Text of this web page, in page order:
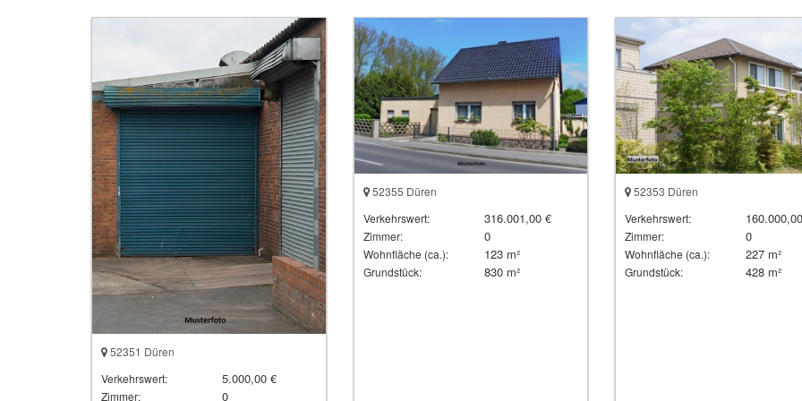
52351 Düren
Verkehrswert:
5.000,00 €
Zimmer: 0
52355 Düren
Verkehrswert:
316.001,00 €
Zimmer: 0
Wohnfläche (ca.): 123 m²
Grundstück: 830 m²
52353 Düren
Verkehrswert:
Zimmer: 0
Wohnfläche (ca.): 227 m²
Grundstück: 428 m²